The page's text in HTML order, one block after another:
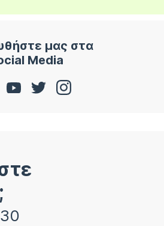
μας στα
Media